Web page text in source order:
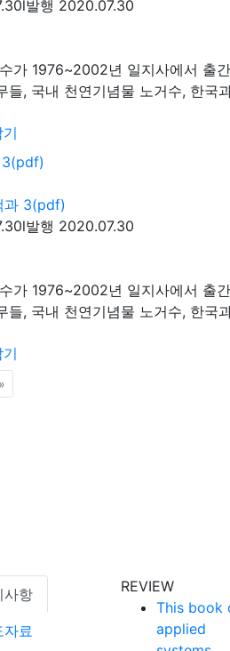
l발행 2020.07.30
가 1976~2002년 일지사에서 출
들, 국내 천연기념물 노거수, 한국
과 3(pdf)
l발행 2020.07.30
가 1976~2002년 일지사에서 출
들, 국내 천연기념물 노거수, 한국
»
사항
자료
REVIEW
This book
applied